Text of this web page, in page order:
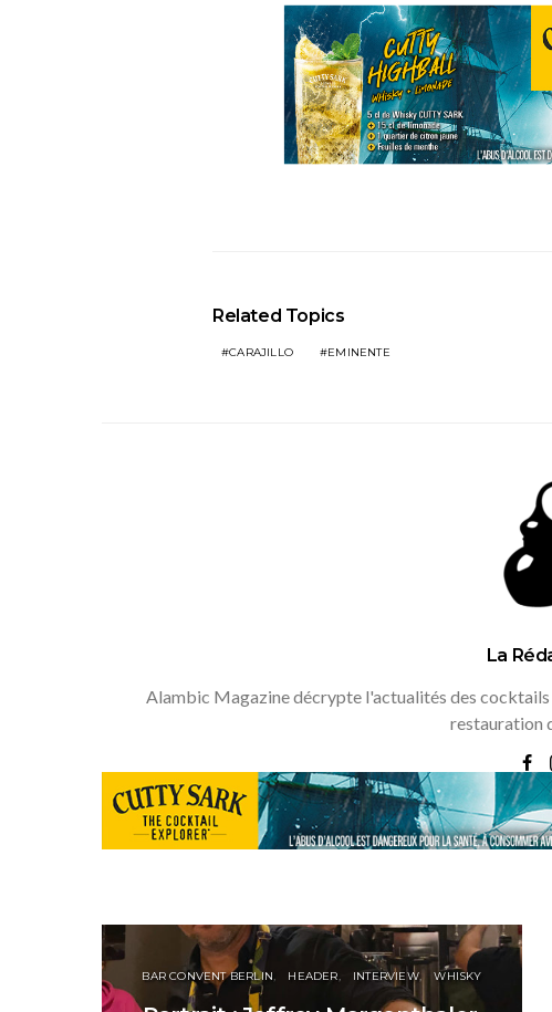
Related Topics
CARAJILLO EMINENTE
La
Alambic Magazine décrypte l'actualités des
restauration
BAR CONVENT BERLIN HEADER INTERVIEW WHISKY